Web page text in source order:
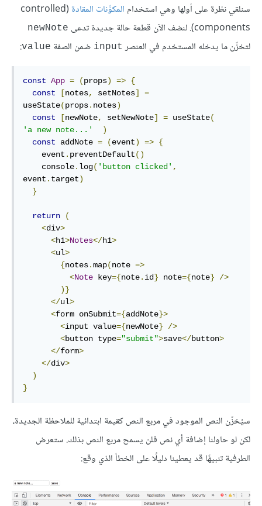
سنلقي نظرة على أولها وهي استخدام المكوِّنات المقادة (controlled
components). لنضف الآن قطعة حالة جديدة تدعى
newNote
لتخزّن ما يدخله المستخدم في العنصر input ضمن الصفة value
:
const App = (props) => {
const
[notes, setNotes]
=
useState(props. notes)
const
[newNote, setNewNote] = useState(
'a new note...'
)
const addNote = (event) => {
    event
. preventDefault()
    console
. log( 'button clicked' ,
event . target)
}
return
(
<div>
<h1>Notes</h1>
<ul>
{notes.map(note =>
<Note key={note. id} note={note}
/>
)}
</ul>
<form onSubmit={addNote}>
<input value={newNote}
/>
<button type="submit">save</button>
</form>
</div>
)
}
سيُخزّن النص الموجود في مربع النص كقيمة ابتدائية للملاحظة الجديدة،
لكن لو حاولنا إضافة أي نص فلن يسمح مربع النص بذلك. ستعرض
الطرفية تنبيهًا قد يعطينا دليلًا على الخطأ الذي وقع: